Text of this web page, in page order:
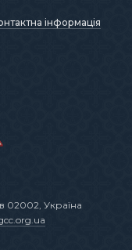
інформація
02002, Україна